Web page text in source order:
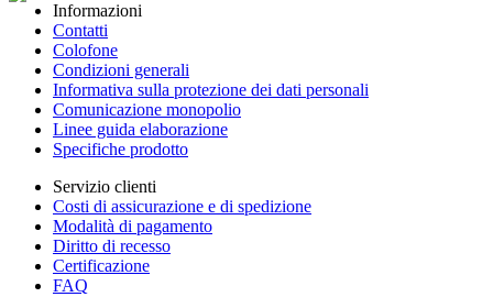
Informazioni
Contatti
Colofone
Condizioni generali
Informativa sulla protezione dei dati personali
Comunicazione monopolio
Linee guida elaborazione
Specifiche prodotto
Servizio clienti
Costi di assicurazione e di spedizione
Modalità di pagamento
Diritto di recesso
Certificazione
FAQ